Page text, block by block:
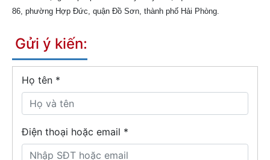
86, phường Hợp Đức, quận Đồ Sơn, thành phố Hải Phòng.
Gửi ý kiến:
Họ tên *
Điện thoại hoặc email *